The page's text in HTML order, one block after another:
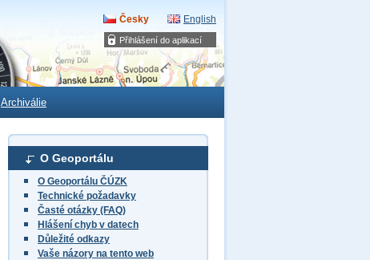
Přihlášení do aplikací
Česky English
Archiválie
O Geoportálu
O Geoportálu ČÚZK
Technické požadavky
Časté otázky (FAQ)
Hlášení chyb v datech
Důležité odkazy
Vaše názory na tento web